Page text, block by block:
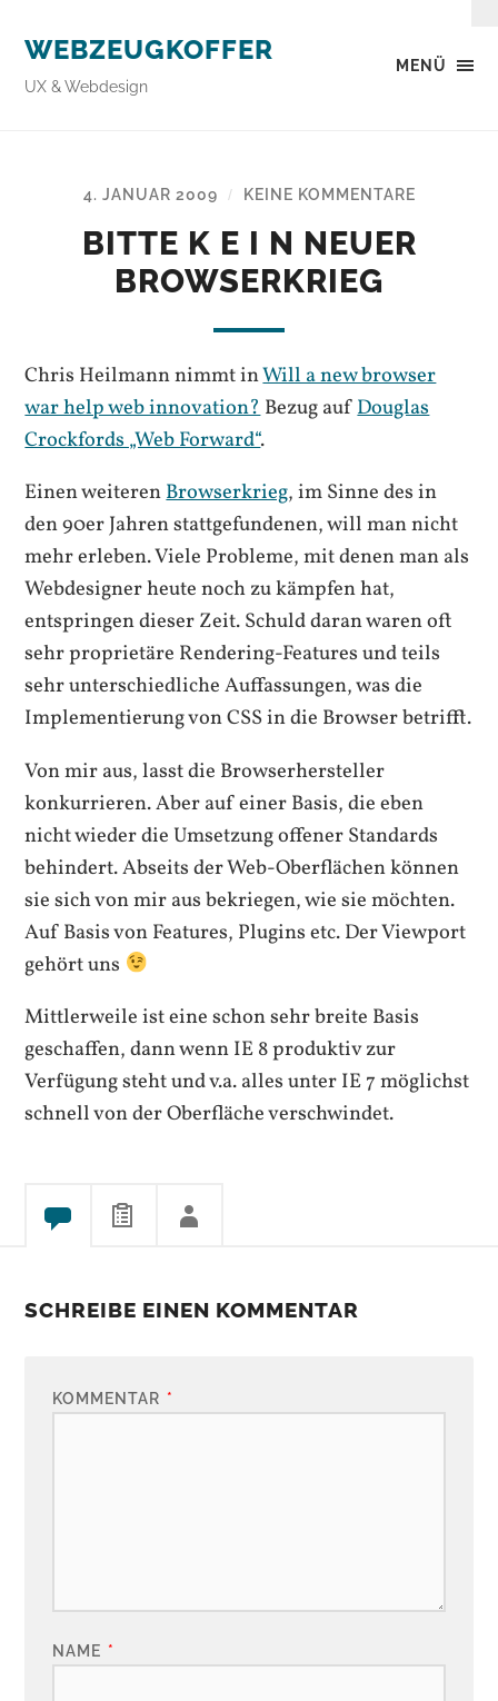
MENÜ
WEBZEUGKOFFER
UX & Webdesign
4. JANUAR 2009 / KEINE KOMMENTARE
BITTE K E I N NEUER
BROWSERKRIEG
Chris Heilmann nimmt inWill a new browser
war help web innovation?Bezug aufDouglas
Crockfords „Web Forward“.
Einen weiterenBrowserkrieg, im Sinne des in
den 90er Jahren stattgefundenen, will man nicht
mehr erleben. Viele Probleme, mit denen man als
Webdesigner heute noch zu kämpfen hat,
entspringen dieser Zeit. Schuld daran waren oft
sehr proprietäre Rendering-Features und teils
sehr unterschiedliche Auffassungen, was die
Implementierung von CSS in die Browser betrifft.
Von mir aus, lasst die Browserhersteller
konkurrieren. Aber auf einer Basis, die eben
nicht wieder die Umsetzung offener Standards
behindert. Abseits der Web-Oberflächen können
sie sich von mir aus bekriegen, wie sie möchten.
Auf Basis von Features, Plugins etc. Der Viewport
gehört uns
Mittlerweile ist eine schon sehr breite Basis
geschaffen, dann wenn IE 8 produktiv zur
Verfügung steht und v.a. alles unter IE 7 möglichst
schnell von der Oberfläche verschwindet.
SCHREIBE EINEN KOMMENTAR
KOMMENTAR *
NAME *